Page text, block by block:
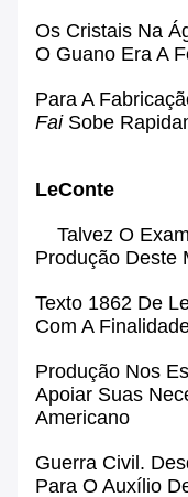
Os Cristais Na
O Guano Era A
Para A
FaiSobe
LeConte
Talvez O
Produção Deste
Texto 1862 De
Com A
Produção Nos
Apoiar Suas
Americano
Guerra Civil .
Para O Auxílio